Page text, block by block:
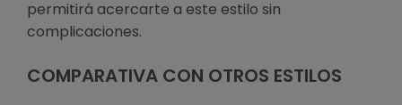
permitirá acercarte a este estilo sin
complicaciones.
COMPARATIVA CON OTROS ESTILOS